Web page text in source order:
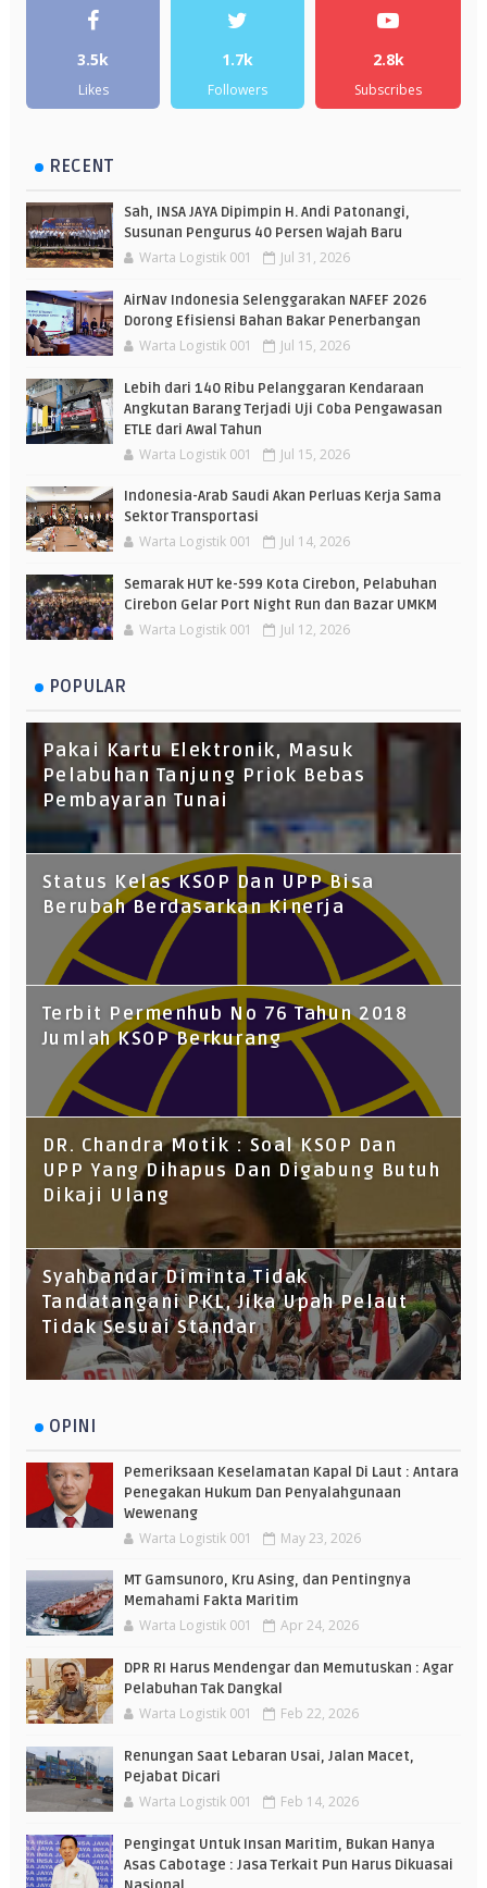
3.5k
Likes
1.7k
Followers
2.8k
Subscribes
RECENT
Sah, INSA JAYA Dipimpin H. Andi Patonangi,
Susunan Pengurus 40 Persen Wajah Baru
Warta Logistik 001 Jul 31, 2026
AirNav Indonesia Selenggarakan NAFEF 2026
Dorong Efisiensi Bahan Bakar Penerbangan
Warta Logistik 001 Jul 15, 2026
Lebih dari 140 Ribu Pelanggaran Kendaraan
Angkutan Barang Terjadi Uji Coba Pengawasan
ETLE dari Awal Tahun
Warta Logistik 001 Jul 15, 2026
Indonesia-Arab Saudi Akan Perluas Kerja Sama
Sektor Transportasi
Warta Logistik 001 Jul 14, 2026
Semarak HUT ke-599 Kota Cirebon, Pelabuhan
Cirebon Gelar Port Night Run dan Bazar UMKM
Warta Logistik 001 Jul 12, 2026
POPULAR
Pakai Kartu Elektronik, Masuk
Pelabuhan Tanjung Priok Bebas
Pembayaran Tunai
Status Kelas KSOP Dan UPP Bisa
Berubah Berdasarkan Kinerja
Terbit Permenhub No 76 Tahun 2018
Jumlah KSOP Berkurang
DR. Chandra Motik : Soal KSOP Dan
UPP Yang Dihapus Dan Digabung Butuh
Dikaji Ulang
Syahbandar Diminta Tidak
Tandatangani PKL, Jika Upah Pelaut
Tidak Sesuai Standar
OPINI
Pemeriksaan Keselamatan Kapal Di Laut : Antara
Penegakan Hukum Dan Penyalahgunaan
Wewenang
Warta Logistik 001 May 23, 2026
MT Gamsunoro, Kru Asing, dan Pentingnya
Memahami Fakta Maritim
Warta Logistik 001 Apr 24, 2026
DPR RI Harus Mendengar dan Memutuskan : Agar
Pelabuhan Tak Dangkal
Warta Logistik 001 Feb 22, 2026
Renungan Saat Lebaran Usai, Jalan Macet,
Pejabat Dicari
Warta Logistik 001 Feb 14, 2026
Pengingat Untuk Insan Maritim, Bukan Hanya
Asas Cabotage : Jasa Terkait Pun Harus Dikuasai